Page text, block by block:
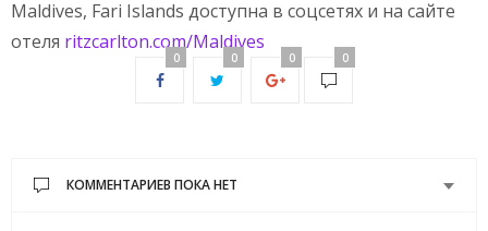
Maldives, Fari Islands доступна в соцсетях и на сайте
отеля ritzcarlton.com/Maldives
0 0 0 0
КОММЕНТАРИЕВ ПОКА НЕТ